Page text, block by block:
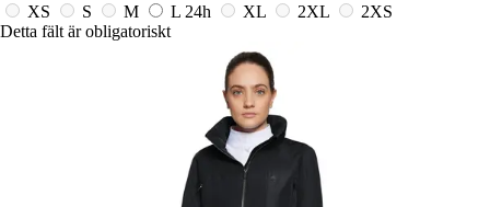
XS
S M L 24h XL 2XL
2XS
Detta fält är obligatoriskt